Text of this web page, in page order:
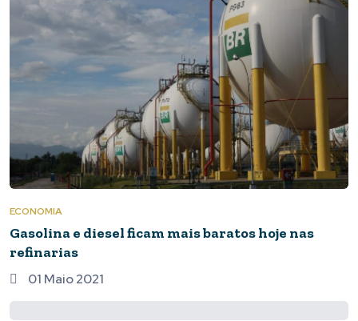
ECONOMIA
Gasolina e diesel ficam mais baratos hoje nas
refinarias
01 Maio 2021